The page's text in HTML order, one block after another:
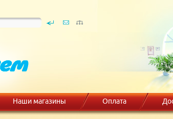
Наши магазины Оплата